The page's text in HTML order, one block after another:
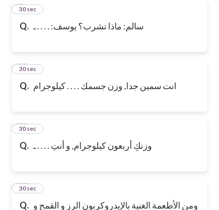
Q. سالم: ماذا تشرب؟ يوسف: . . . . ـ
9
30 sec
Q. انت سمين جدا, وزن جسمك . . . . كيلوجرام
10
30 sec
Q. وزنكِ أربعون كيلوجرام, و أنتِ . . . . ـ
11
30 sec
Q. ومن الأطعمة الغنية بالإيدروكربون الرز و القمح و
12
30 sec